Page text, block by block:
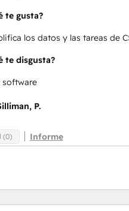
te gusta?
los datos y las tareas de
te disgusta?
software
P.
(0) Informe